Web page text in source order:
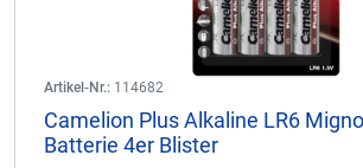
Artikel-Nr.: 114682
Camelion Plus Alkaline LR6
Batterie 4er Blister